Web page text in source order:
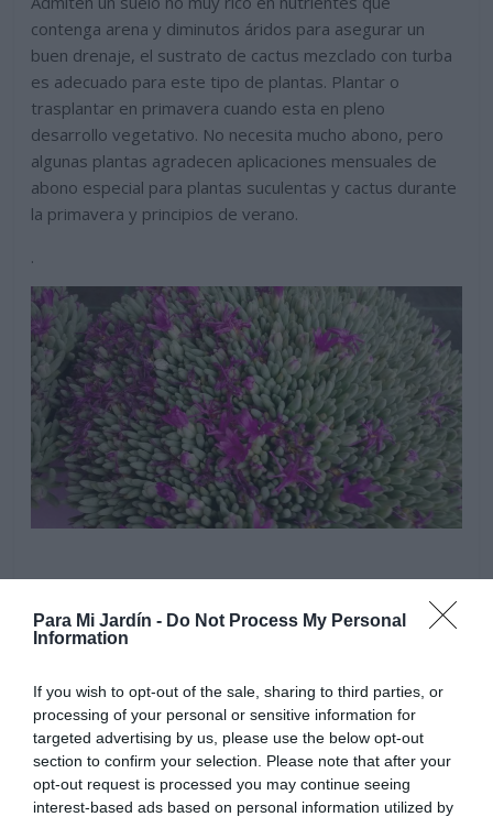
Para Mi Jardín - Do Not Process My Personal
Information
If you wish to opt-out of the sale, sharing to third parties, or
processing of your personal or sensitive information for
targeted advertising by us, please use the below opt-out
section to confirm your selection. Please note that after your
opt-out request is processed you may continue seeing
interest-based ads based on personal information utilized by
contenga arena y diminutos áridos para asegurar un
buen drenaje, el sustrato de cactus mezclado con turba
es adecuado para este tipo de plantas. Plantar o
trasplantar en primavera cuando esta en pleno
desarrollo vegetativo. No necesita mucho abono, pero
algunas plantas agradecen aplicaciones mensuales de
abono especial para plantas suculentas y cactus durante
la primavera y principios de verano.
.
Aunque puede considerarse una planta crasa, necesita
riegos mas frecuentes que ellas, en sus lugares de
especialmente durante el invierno. Si no las regamos de
forma regular pueden morir. Hay que tener especial
cuidado también, con el exceso de riego que provoca
pudriciones. En invierno si el clima es seco necesitara
riegos esporádicos para mantener la humedad.